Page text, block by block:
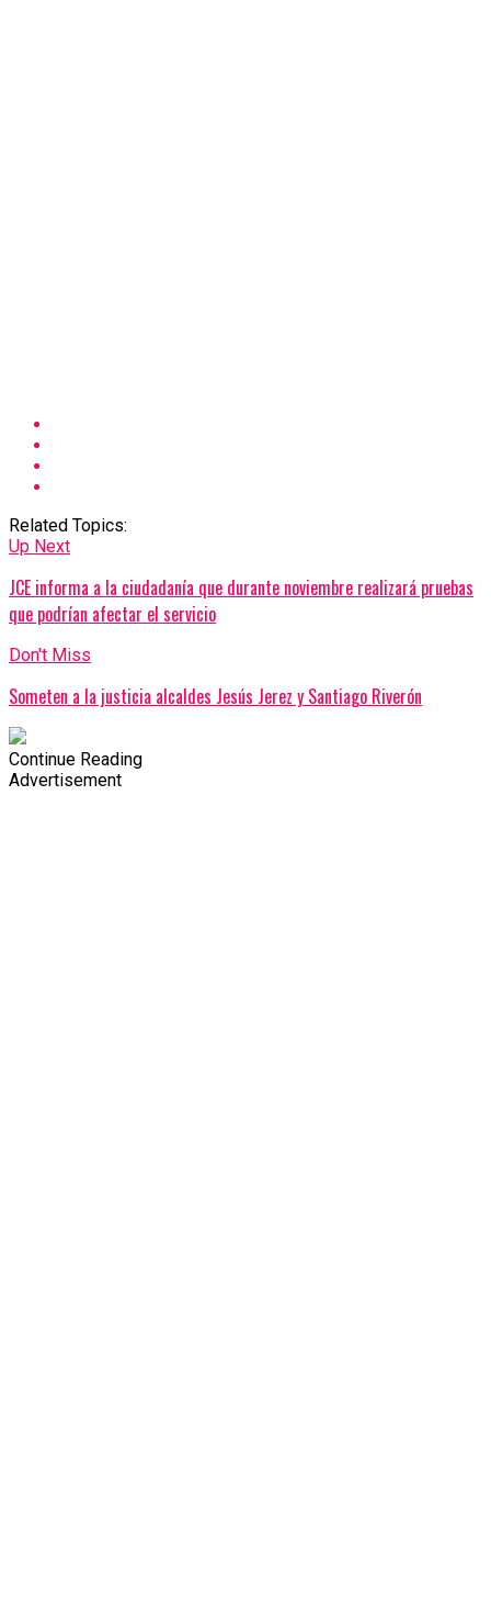
Related Topics:
Up Next
JCE informa a la ciudadanía que durante noviembre realizará pruebas
que podrían afectar el servicio
Don't Miss
Someten a la justicia alcaldes Jesús Jerez y Santiago Riverón
Continue Reading
Advertisement